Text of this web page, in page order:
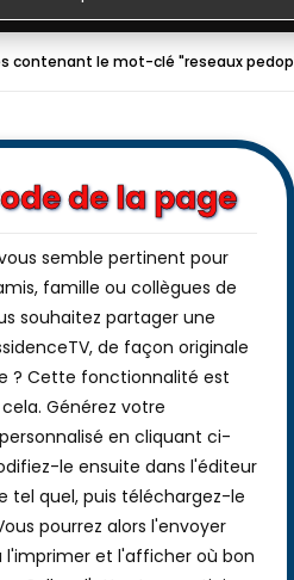
contenant le mot-clé "reseaux
de la page
semble pertinent pour
famille ou collègues de
souhaitez partager une
de façon originale
? Cette fonctionnalité est
Générez votre
en cliquant ci-
le ensuite dans l'éditeur
tel quel, puis téléchargez-le
pourrez alors l'envoyer
l'imprimer et l'afficher où bon